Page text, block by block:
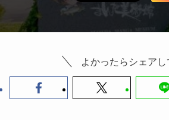
よかったらシェアし